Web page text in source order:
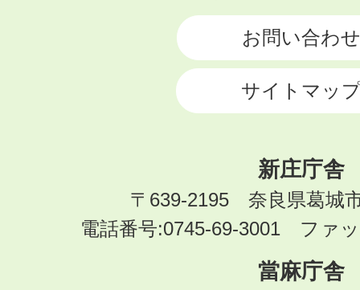
お問い合わせ
サイトマッ
新庄庁舎
〒639-2195 奈良県葛城
電話番号:0745-69-3001 ファ
當麻庁舎